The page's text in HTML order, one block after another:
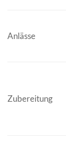
Anlässe
Zubereitung